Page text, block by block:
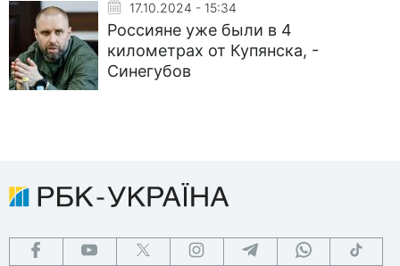
17.10.2024 - 15:34
Россияне уже были в 4
километрах от Купянска, -
Синегубов